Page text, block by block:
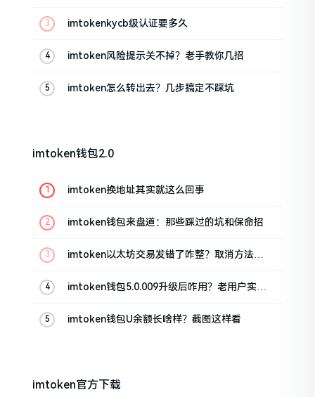
imtokenkycb级认证要多久
imtoken风险提示关不掉？老手教你几招
imtoken怎么转出去？几步搞定不踩坑
imtoken钱包2.0
imtoken换地址其实就这么回事
imtoken钱包来盘道：那些踩过的坑和保命招
imtoken以太坊交易发错了咋整？取消方法告
imtoken钱包5.0.009升级后咋用？老用户实测
imtoken钱包U余额长啥样？截图这样看
imtoken官方下载